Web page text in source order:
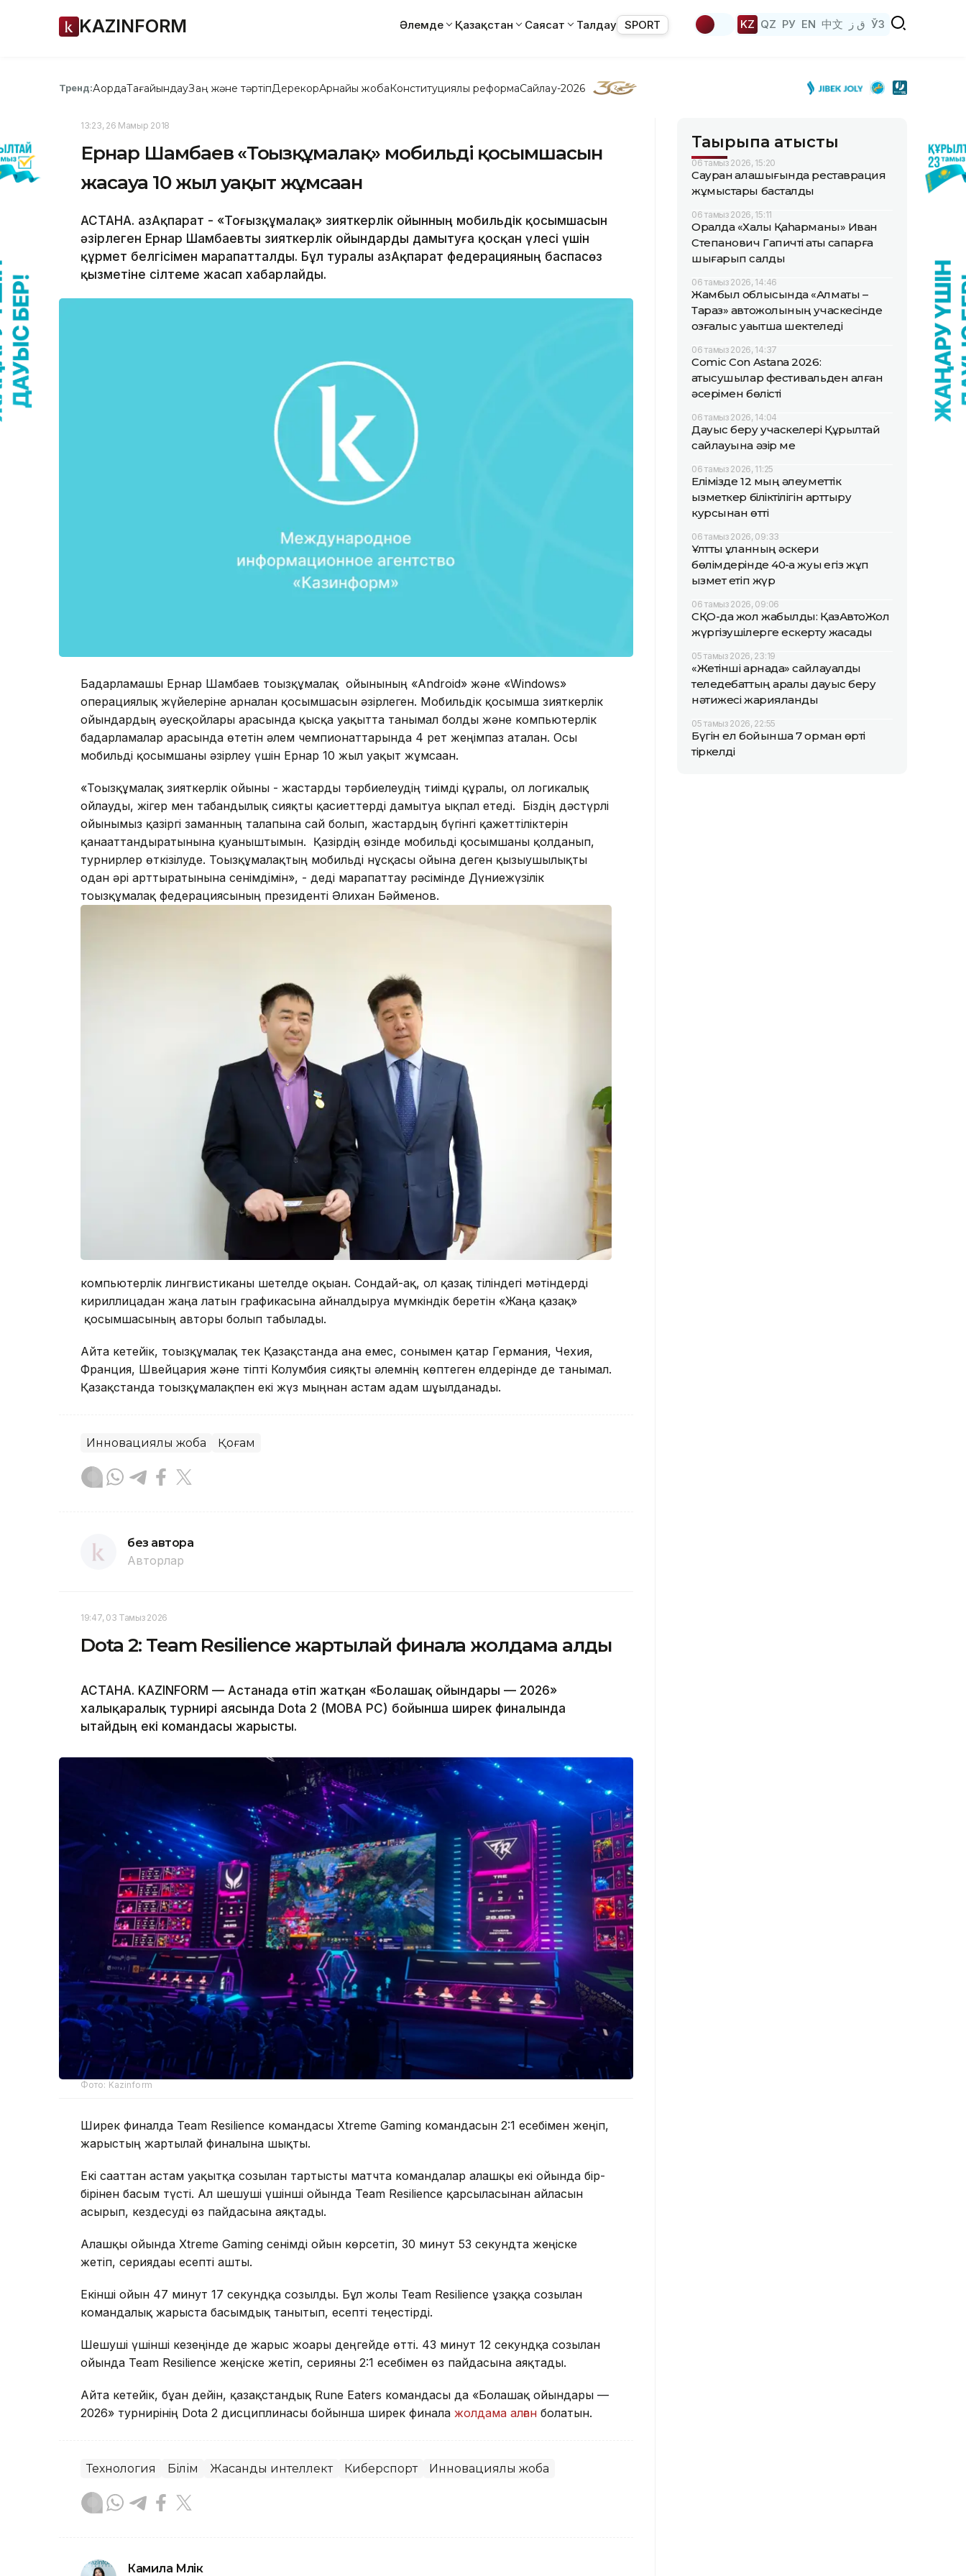
KAZINFORM Әлемде Қазақстан Саясат Талдау SPORT KZ QZ РУ EN 中文 ق ز ЎЗ
Тренд:АқордаТағайындауЗаң және тәртіпДерекқорАрнайы жобаКонституциялық реформаСайлау-2026
13:23, 26 Мамыр 2018
Ернар Шамбаев «Тоғызқұмалақ» мобильді қосымшасын
жасауға 10 жыл уақыт жұмсаған
АСТАНА. ҚазАқпарат - «Тоғызқұмалақ» зияткерлік ойынның мобильдік қосымшасын
әзірлеген Ернар Шамбаевты зияткерлік ойындарды дамытуға қосқан үлесі үшін
құрмет белгісімен марапатталды. Бұл туралы ҚазАқпарат федерацияның баспасөз
қызметіне сілтеме жасап хабарлайды.
Бағдарламашы Ернар Шамбаев тоғызқұмалақ ойынының «Android» және «Windows»
операциялық жүйелеріне арналған қосымшасын әзірлеген. Мобильдік қосымша зияткерлік
ойындардың әуесқойлары арасында қысқа уақытта танымал болды және компьютерлік
бағдарламалар арасында өтетін әлем чемпионаттарында 4 рет жеңімпаз аталған. Осы
мобильді қосымшаны әзірлеу үшін Ернар 10 жыл уақыт жұмсаған.
«Тоғызқұмалақ зияткерлік ойыны - жастарды тәрбиелеудің тиімді құралы, ол логикалық
ойлауды, жігер мен табандылық сияқты қасиеттерді дамытуға ықпал етеді. Біздің дәстүрлі
ойынымыз қазіргі заманның талапына сай болып, жастардың бүгінгі қажеттіліктерін
қанағаттандыратынына қуаныштымын. Қазірдің өзінде мобильді қосымшаны қолданып,
турнирлер өткізілуде. Тоғызқұмалақтың мобильді нұсқасы ойынға деген қызығушылықты
одан әрі арттыратынына сенімдімін», - деді марапаттау рәсімінде Дүниежүзілік
тоғызқұмалақ федерациясының президенті Әлихан Бәйменов.
компьютерлік лингвистиканы шетелде оқыған. Сондай-ақ, ол қазақ тіліндегі мәтіндерді
кириллицадан жаңа латын графикасына айналдыруға мүмкіндік беретін «Жаңа қазақ»
қосымшасының авторы болып табылады.
Айта кетейік, тоғызқұмалақ тек Қазақстанда ғана емес, сонымен қатар Германия, Чехия,
Франция, Швейцария және тіпті Колумбия сияқты әлемнің көптеген елдерінде де танымал.
Қазақстанда тоғызқұмалақпен екі жүз мыңнан астам адам шұғылданады.
Инновациялық жоба Қоғам
без автора
Авторлар
19:47, 03 Тамыз 2026
Dota 2: Team Resilience жартылай финалға жолдама алды
АСТАНА. KAZINFORM — Астанада өтіп жатқан «Болашақ ойындары — 2026»
халықаралық турнирі аясында Dota 2 (MOBA PC) бойынша ширек финалында
Қытайдың екі командасы жарысты.
Фото: Kazinform
Ширек финалда Team Resilience командасы Xtreme Gaming командасын 2:1 есебімен жеңіп,
жарыстың жартылай финалына шықты.
Екі сағаттан астам уақытқа созылған тартысты матчта командалар алғашқы екі ойында бір-
бірінен басым түсті. Ал шешуші үшінші ойында Team Resilience қарсыласынан айласын
асырып, кездесуді өз пайдасына аяқтады.
Алғашқы ойында Xtreme Gaming сенімді ойын көрсетіп, 30 минут 53 секундта жеңіске
жетіп, сериядағы есепті ашты.
Екінші ойын 47 минут 17 секундқа созылды. Бұл жолы Team Resilience ұзаққа созылған
командалық жарыста басымдық танытып, есепті теңестірді.
Шешуші үшінші кезеңінде де жарыс жоғары деңгейде өтті. 43 минут 12 секундқа созылған
ойында Team Resilience жеңіске жетіп, серияны 2:1 есебімен өз пайдасына аяқтады.
Айта кетейік, бұған дейін, қазақстандық Rune Eaters командасы да «Болашақ ойындары —
2026» турнирінің Dota 2 дисциплинасы бойынша ширек финалға жолдама алған болатын.
Технология Білім Жасанды интеллект Киберспорт Инновациялық жоба
Камила Мүлік
Тақырыпқа қатысты
06 тамыз 2026, 15:20
Сауран қалашығында реставрация
жұмыстары басталды
06 тамыз 2026, 15:11
Оралда «Халық Қаһарманы» Иван
Степанович Гапичті ақтық сапарға
шығарып салды
06 тамыз 2026, 14:46
Жамбыл облысында «Алматы –
Тараз» автожолының учаскесінде
қозғалыс уақытша шектеледі
06 тамыз 2026, 14:37
Comic Con Astana 2026:
қатысушылар фестивальден алған
әсерімен бөлісті
06 тамыз 2026, 14:04
Дауыс беру учаскелері Құрылтай
сайлауына әзір ме
06 тамыз 2026, 11:25
Елімізде 12 мың әлеуметтік
қызметкер біліктілігін арттыру
курсынан өтті
06 тамыз 2026, 09:33
Ұлттық ұланның әскери
бөлімдерінде 40-қа жуық егіз жұп
қызмет етіп жүр
06 тамыз 2026, 09:06
СҚО-да жол жабылды: ҚазАвтоЖол
жүргізушілерге ескерту жасады
05 тамыз 2026, 23:19
«Жетінші арнада» сайлауалды
теледебаттың аралық дауыс беру
нәтижесі жарияланды
05 тамыз 2026, 22:55
Бүгін ел бойынша 7 орман өрті
тіркелді